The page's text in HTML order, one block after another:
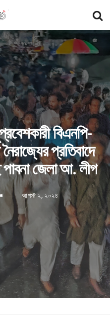
বিএনপি-
প্রতিবাদে
পাবনা জেলা আ. লীগ
আগস্ট ২, ২০২৪